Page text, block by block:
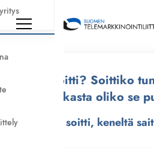
Kuka soitti? Soittiko
tarkasta oliko se
Kuka soitti, keneltä